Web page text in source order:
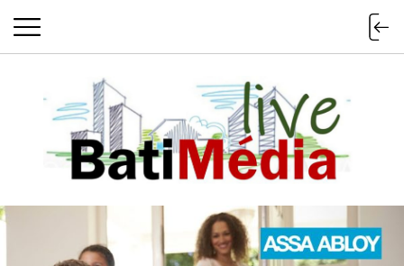
Batimedialive